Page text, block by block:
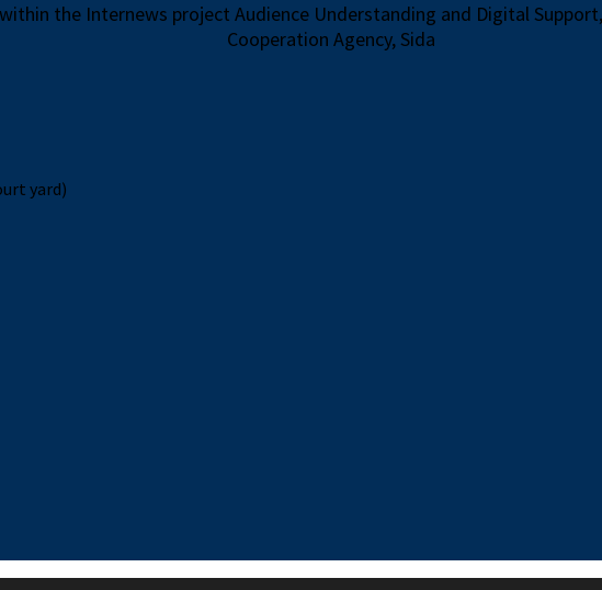
the Internews project Audience Understanding and Digital
Cooperation Agency, Sida
yard)